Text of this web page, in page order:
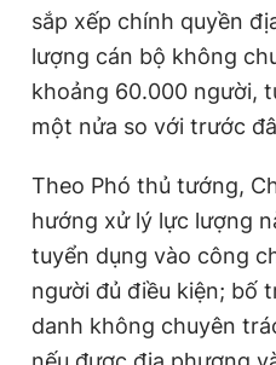
sắp xếp chính quyền
lượng cán bộ không
khoảng 60.000 người,
một nửa so với trước
Theo Phó thủ tướng,
hướng xử lý lực lượng
tuyển dụng vào công
người đủ điều kiện; bố
danh không chuyên